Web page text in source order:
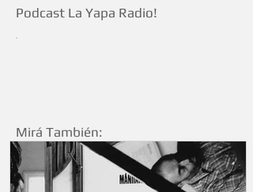
Mirá También: